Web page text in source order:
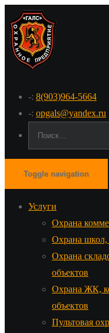
-: 8(903)964-5664
-: opgals@yandex.ru
Toggle navigation
Услуги
Охрана
Охрана школ,
Охрана
объектов
Охрана ЖК,
объектов
Пультовая